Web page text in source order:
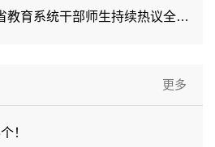
【广东教育】广东省教育系统干部师生持续热议全国两会教育话题
更多
！